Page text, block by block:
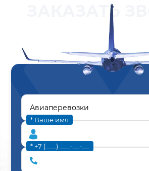
ЗАКАЗАТЬ
* Ваше имя
* +7 (___) ___-__-__